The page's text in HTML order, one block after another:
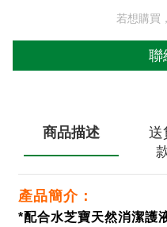
若想購買
聯
商品描述
送
產品簡介：
*配合水芝寶天然消潔護